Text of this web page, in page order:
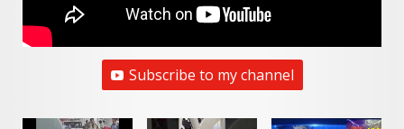
Subscribe to my channel